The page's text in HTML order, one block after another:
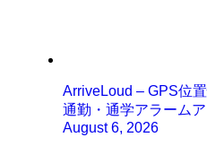
ArriveLoud – GPS位
通勤・通学アラームア
August 6, 2026